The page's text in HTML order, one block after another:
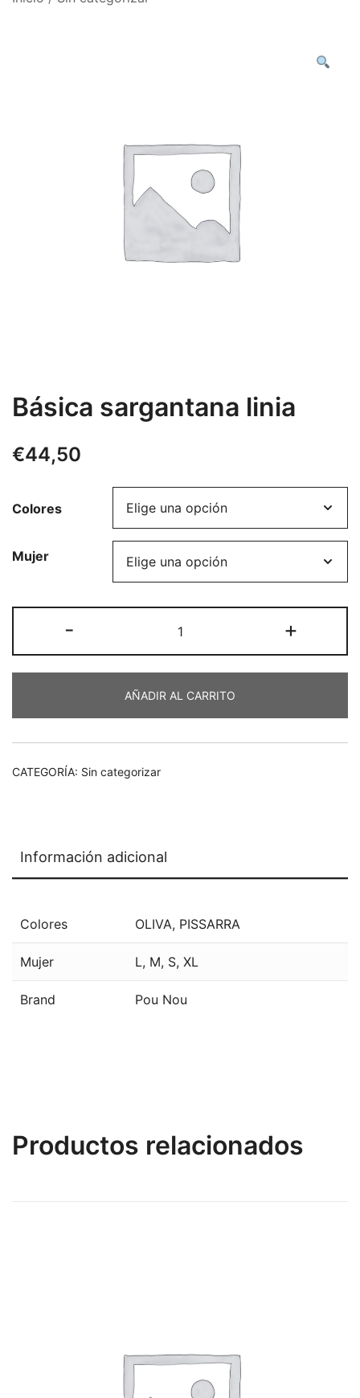
Básica sargantana linia
€44,50
Colores
Mujer
-
sargantana
linia
+
AÑADIR AL CARRITO
CATEGORÍA: Sin categorizar
Información adicional
Colores OLIVA, PISSARRA
Mujer L, M, S, XL
Brand Pou Nou
Productos relacionados